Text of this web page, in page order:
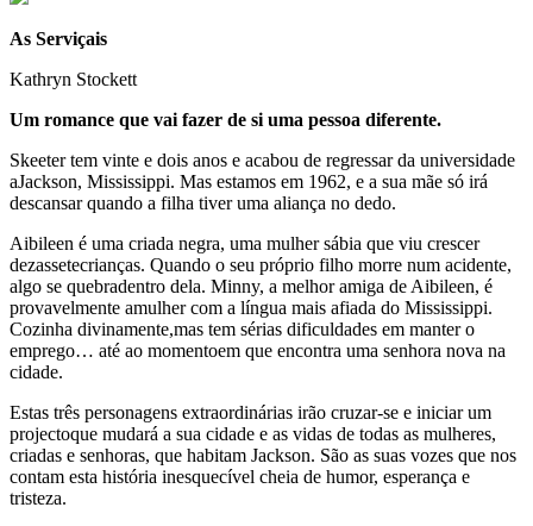
As Serviçais
Kathryn Stockett
Um romance que vai fazer de si uma pessoa diferente.
Skeeter tem vinte e dois anos e acabou de regressar da universidade
aJackson, Mississippi. Mas estamos em 1962, e a sua mãe só irá
descansar quando a filha tiver uma aliança no dedo.
Aibileen é uma criada negra, uma mulher sábia que viu crescer
dezassetecrianças. Quando o seu próprio filho morre num acidente,
algo se quebradentro dela. Minny, a melhor amiga de Aibileen, é
provavelmente amulher com a língua mais afiada do Mississippi.
Cozinha divinamente,mas tem sérias dificuldades em manter o
emprego… até ao momentoem que encontra uma senhora nova na
cidade.
Estas três personagens extraordinárias irão cruzar-se e iniciar um
projectoque mudará a sua cidade e as vidas de todas as mulheres,
criadas e senhoras, que habitam Jackson. São as suas vozes que nos
contam esta história inesquecível cheia de humor, esperança e
tristeza.